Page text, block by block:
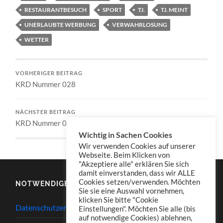
RESTAURANTBESUCH
SPORT TJ.
TJ. MEINT
UNERLAUBTE WERBUNG
VERWAHRLOSUNG
WETTER
VORHERIGER BEITRAG
KRD Nummer 028
NÄCHSTER BEITRAG
KRD Nummer 029
NOTWENDIGES
Datenschutzerklärung
Wichtig in Sachen Cookies
Wir verwenden Cookies auf unserer
Webseite. Beim Klicken von
"Akzeptiere alle" erklären Sie sich
damit einverstanden, dass wir ALLE
Cookies setzen/verwenden. Möchten
Sie sie eine Auswahl vornehmen,
klicken Sie bitte "Cookie
Einstellungen". Möchten Sie alle (bis
auf notwendige Cookies) ablehnen,